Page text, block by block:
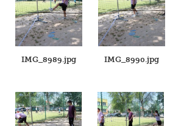
IMG_8989.jpg IMG_8990.jpg